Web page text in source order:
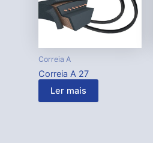
Correia A
Correia A 27
Ler mais